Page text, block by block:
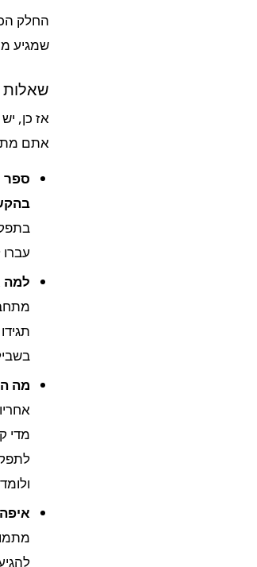
החלק
שמגיע
שאלות
אז כן,
אתם
ספר
למה
מה
מדי
איפה